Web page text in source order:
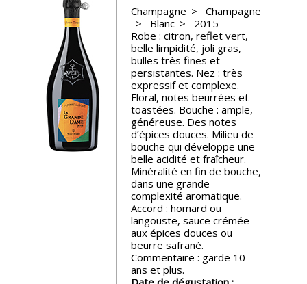
Reportages
Nos
événements
Spiritueux
Notes
Champagne
Champagne
Blanc
2015
Robe : citron, reflet vert,
belle limpidité, joli gras,
bulles très fines et
persistantes. Nez : très
expressif et complexe.
Floral, notes beurrées et
toastées. Bouche : ample,
généreuse. Des notes
d’épices douces. Milieu de
bouche qui développe une
belle acidité et fraîcheur.
Minéralité en fin de bouche,
dans une grande
complexité aromatique.
Accord : homard ou
langouste, sauce crémée
aux épices douces ou
beurre safrané.
Commentaire : garde 10
ans et plus.